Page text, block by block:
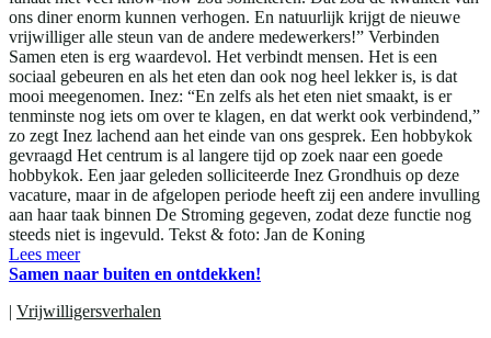
ons diner enorm kunnen verhogen. En natuurlijk krijgt de nieuwe
vrijwilliger alle steun van de andere medewerkers!” Verbinden
Samen eten is erg waardevol. Het verbindt mensen. Het is een
sociaal gebeuren en als het eten dan ook nog heel lekker is, is dat
mooi meegenomen. Inez: “En zelfs als het eten niet smaakt, is er
tenminste nog iets om over te klagen, en dat werkt ook verbindend,”
zo zegt Inez lachend aan het einde van ons gesprek. Een hobbykok
gevraagd Het centrum is al langere tijd op zoek naar een goede
hobbykok. Een jaar geleden solliciteerde Inez Grondhuis op deze
vacature, maar in de afgelopen periode heeft zij een andere invulling
aan haar taak binnen De Stroming gegeven, zodat deze functie nog
steeds niet is ingevuld. Tekst & foto: Jan de Koning
Lees meer
Samen naar buiten en ontdekken!
| Vrijwilligersverhalen